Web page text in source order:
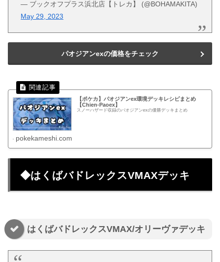
— ブックオフプラス浜北店【トレカ】 (@BOHAMAKITA)
May 29, 2023
パオジアンexの価格をチェック
【ポケカ】パオジアンex環境デッキレシピまとめ
【Chien-Paoex】
スノーハザード収録のパオジアンexの優勝デッキまとめ
pokekameshi.com
◆はくばバドレックスVMAXデッキ
はくばバドレックスVMAX/オリーヴァデッキ